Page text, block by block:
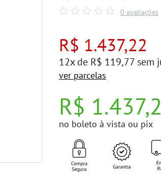
0 avaliações
R$ 1.437,22
12x de R$ 119,77 sem
ver parcelas
R$
no boleto à vista ou pix